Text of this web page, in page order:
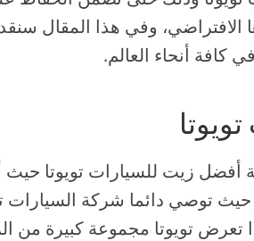
ت
ا
ا
ل
س
الافتراضي، وفي هذا المقال
كافة أنحاء العالم.
زيت للسيارات تويوتا حيث
توصي دائما شركة السيارات
تعرض تويوتا مجموعة كبيرة من